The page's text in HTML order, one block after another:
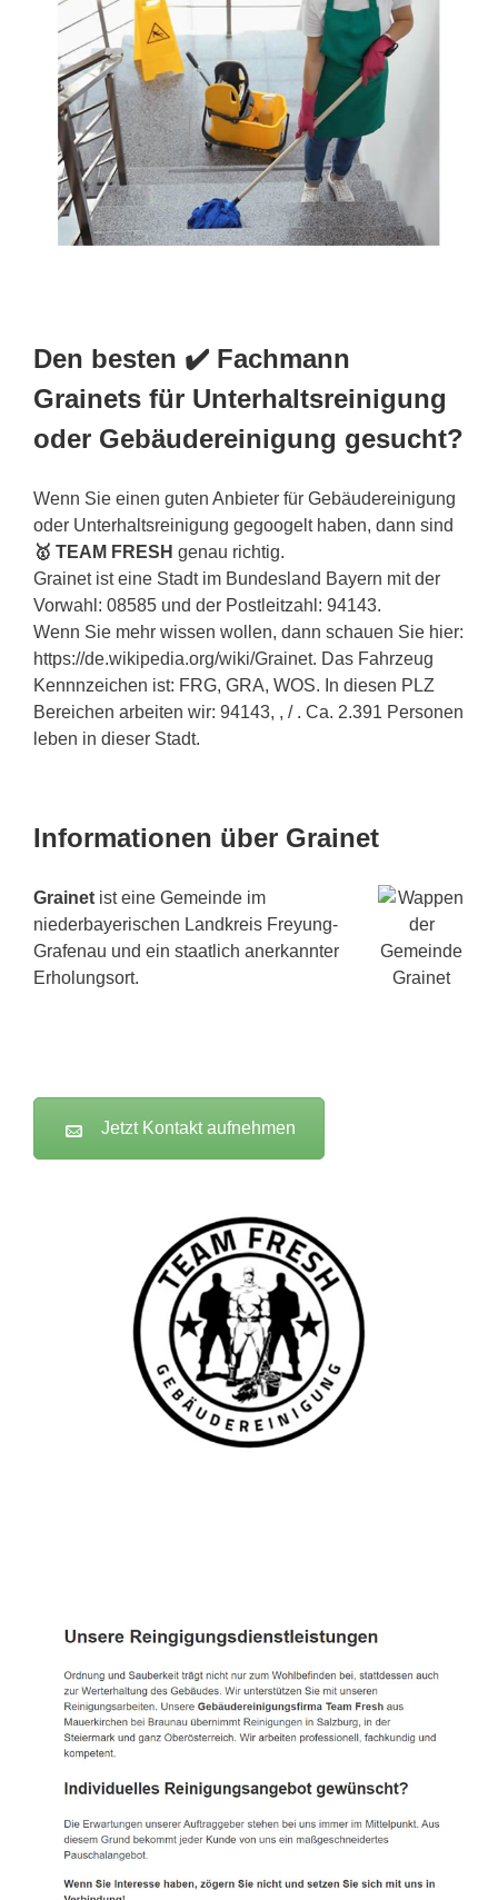
Den besten ✔️ Fachmann
Grainets für Unterhaltsreinigung
oder Gebäudereinigung gesucht?
Wenn Sie einen guten Anbieter für Gebäudereinigung
oder Unterhaltsreinigung gegoogelt haben, dann sind
🥇 TEAM FRESH genau richtig.
Grainet ist eine Stadt im Bundesland Bayern mit der
Vorwahl: 08585 und der Postleitzahl: 94143.
Wenn Sie mehr wissen wollen, dann schauen Sie hier:
https://de.wikipedia.org/wiki/Grainet. Das Fahrzeug
Kennnzeichen ist: FRG, GRA, WOS. In diesen PLZ
Bereichen arbeiten wir: 94143, , / . Ca. 2.391 Personen
leben in dieser Stadt.
Informationen über Grainet
Grainet ist eine Gemeinde im
niederbayerischen Landkreis Freyung-
Grafenau und ein staatlich anerkannter
Erholungsort.
Jetzt Kontakt aufnehmen